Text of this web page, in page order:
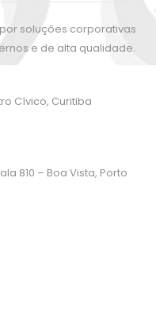
soluções corporativas
e de alta qualidade.
Cívico, Curitiba
810 – Boa Vista, Porto